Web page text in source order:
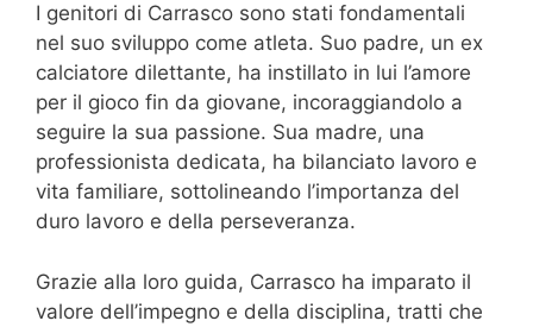
I genitori di Carrasco sono stati fondamentali
nel suo sviluppo come atleta. Suo padre, un ex
calciatore dilettante, ha instillato in lui l’amore
per il gioco fin da giovane, incoraggiandolo a
seguire la sua passione. Sua madre, una
professionista dedicata, ha bilanciato lavoro e
vita familiare, sottolineando l’importanza del
duro lavoro e della perseveranza.
Grazie alla loro guida, Carrasco ha imparato il
valore dell’impegno e della disciplina, tratti che